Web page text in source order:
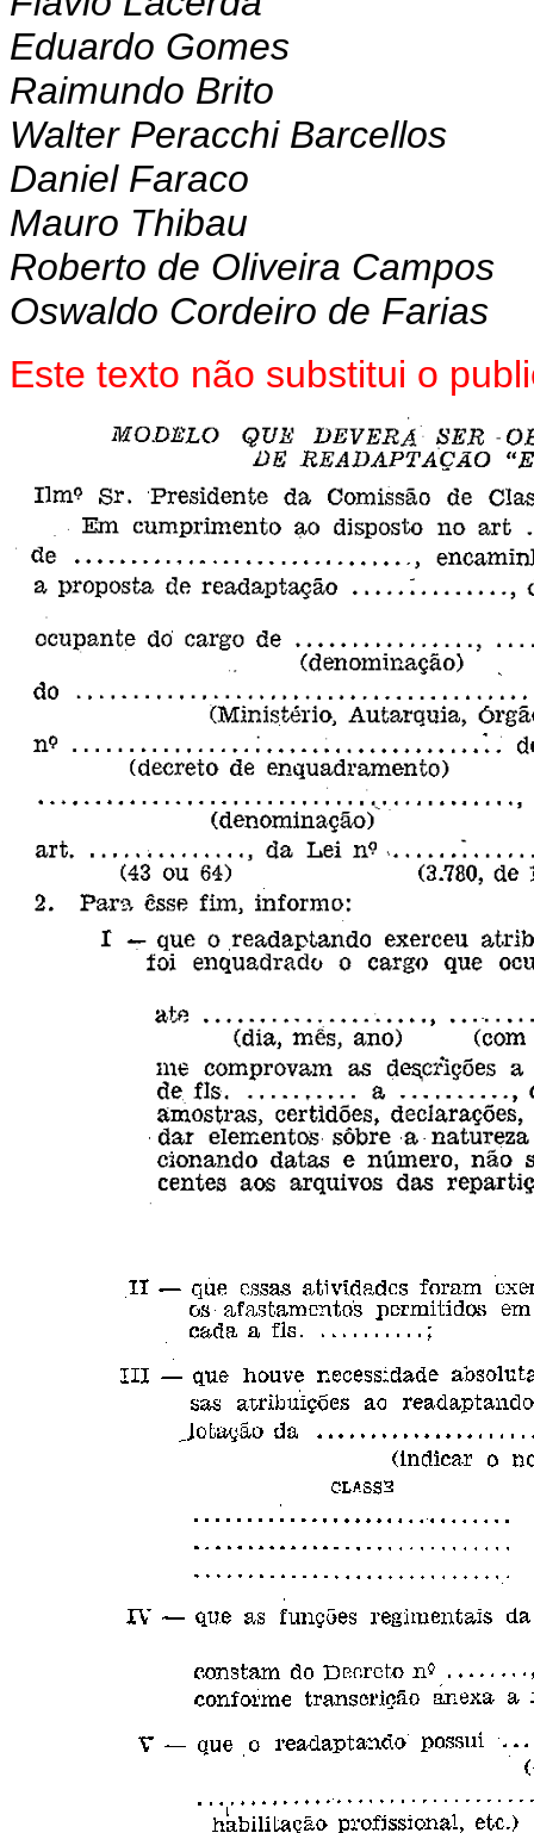
Eduardo Gomes
Raimundo Brito
Walter Peracchi Barcellos
Daniel Faraco
Mauro Thibau
Roberto de Oliveira Campos
Oswaldo Cordeiro de Farias
Este texto não substitui o